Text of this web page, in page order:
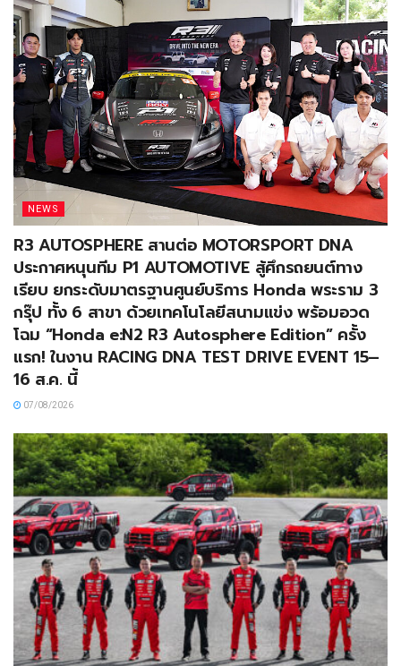
NEWS
R3 AUTOSPHERE สานต่อ MOTORSPORT DNA
ประกาศหนุนทีม P1 AUTOMOTIVE สู้ศึกรถยนต์ทาง
เรียบ ยกระดับมาตรฐานศูนย์บริการ Honda พระราม 3
กรุ๊ป ทั้ง 6 สาขา ด้วยเทคโนโลยีสนามแข่ง พร้อมอวด
โฉม “Honda e:N2 R3 Autosphere Edition” ครั้ง
แรก! ในงาน RACING DNA TEST DRIVE EVENT 15–
16 ส.ค. นี้
07/08/2026